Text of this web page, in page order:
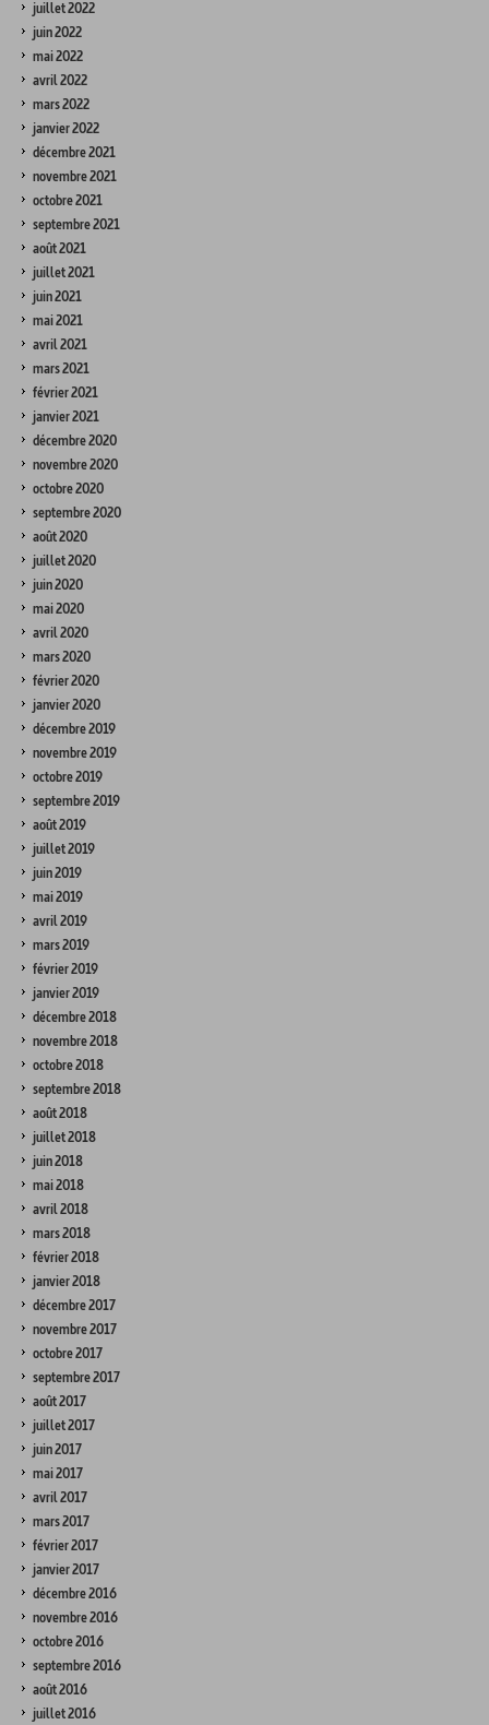
juillet 2022
juin 2022
mai 2022
avril 2022
mars 2022
janvier 2022
décembre 2021
novembre 2021
octobre 2021
septembre 2021
août 2021
juillet 2021
juin 2021
mai 2021
avril 2021
mars 2021
février 2021
janvier 2021
décembre 2020
novembre 2020
octobre 2020
septembre 2020
août 2020
juillet 2020
juin 2020
mai 2020
avril 2020
mars 2020
février 2020
janvier 2020
décembre 2019
novembre 2019
octobre 2019
septembre 2019
août 2019
juillet 2019
juin 2019
mai 2019
avril 2019
mars 2019
février 2019
janvier 2019
décembre 2018
novembre 2018
octobre 2018
septembre 2018
août 2018
juillet 2018
juin 2018
mai 2018
avril 2018
mars 2018
février 2018
janvier 2018
décembre 2017
novembre 2017
octobre 2017
septembre 2017
août 2017
juillet 2017
juin 2017
mai 2017
avril 2017
mars 2017
février 2017
janvier 2017
décembre 2016
novembre 2016
octobre 2016
septembre 2016
août 2016
juillet 2016